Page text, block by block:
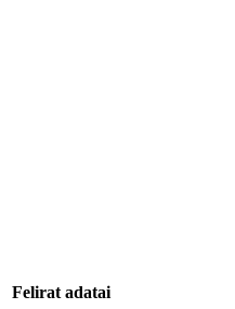
Felirat adatai